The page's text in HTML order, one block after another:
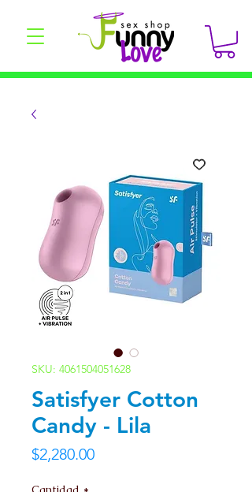
SKU: 4061504051628
Satisfyer Cotton
Candy - Lila
$2,280.00Precio